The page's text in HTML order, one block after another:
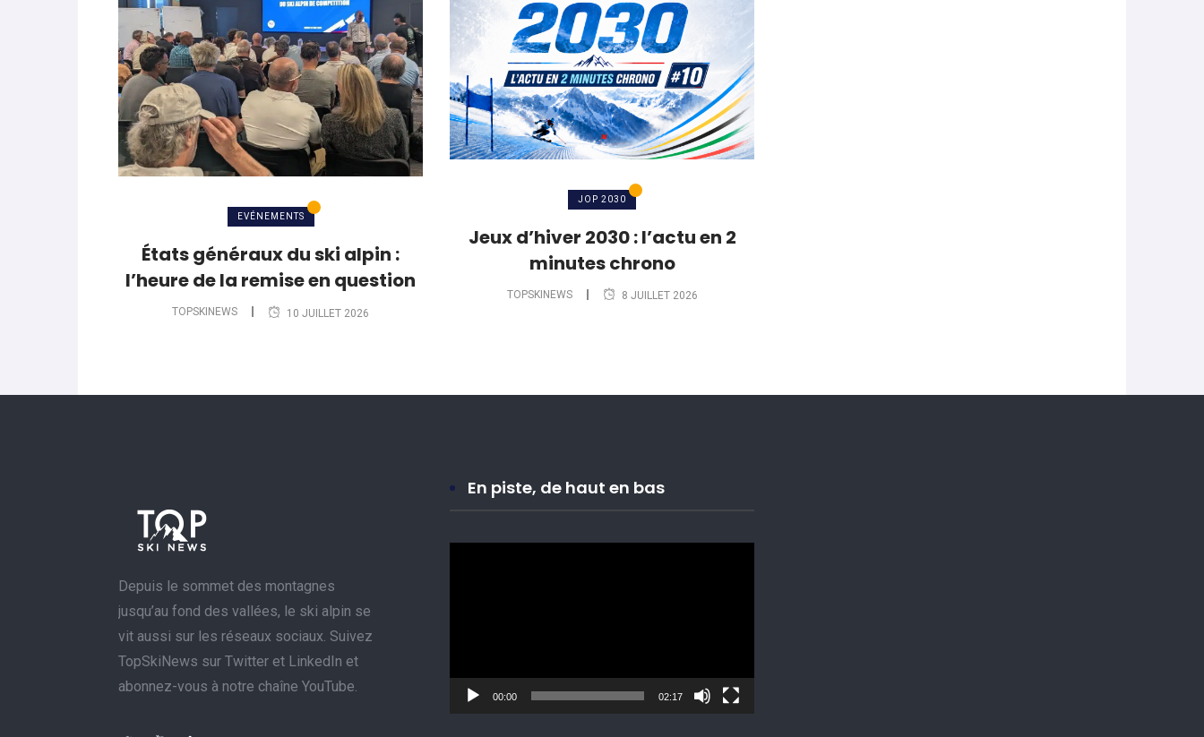
EVÉNEMENTS
États généraux du ski alpin :
l’heure de la remise en question
TOPSKINEWS 10 JUILLET 2026
JOP 2030
Jeux d’hiver 2030 : l’actu en 2
minutes chrono
TOPSKINEWS 8 JUILLET 2026
Depuis le sommet des montagnes
jusqu’au fond des vallées, le ski alpin se
vit aussi sur les réseaux sociaux. Suivez
TopSkiNews sur Twitter et LinkedIn et
abonnez-vous à notre chaîne YouTube.
En piste, de haut en bas
00:00 02:17